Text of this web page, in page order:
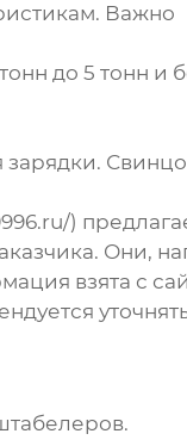
Важно
до 5 тонн и
)
Они,
взята с
.